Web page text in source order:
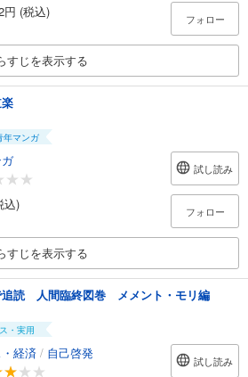
円 (税込)
フォロー
すじを表示する
年マンガ
込)
試し読み
フォロー
すじを表示する
追読 人間臨終図巻 メメント・モリ編
・実用
経済 / 自己啓発
試し読み